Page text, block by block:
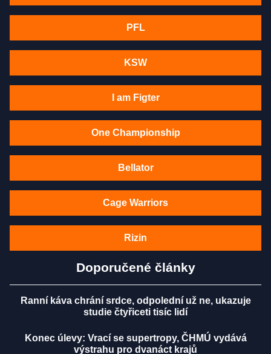
PFL
KSW
I am Figter
One Championship
Bellator
Cage Warriors
Rizin
Doporučené články
Ranní káva chrání srdce, odpolední už ne, ukazuje
studie čtyřiceti tisíc lidí
Konec úlevy: Vrací se supertropy, ČHMÚ vydává
výstrahu pro dvanáct krajů